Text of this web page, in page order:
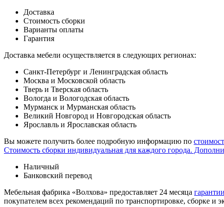
Доставка
Стоимость сборки
Варианты оплаты
Гарантия
Доставка мебели осуществляется в следующих регионах:
Санкт-Петербург и Ленинградская область
Москва и Московской область
Тверь и Тверская область
Вологда и Вологодская область
Мурманск и Мурманская область
Великий Новгород и Новгородская область
Ярославль и Ярославская область
Вы можете получить более подробную информацию по
Стоимость сборки индивидуальная для каждого города.
Наличный
Банковский перевод
Мебельная фабрика «Волхова» предоставляет 24 месяца гарантии
покупателем всех рекомендаций по транспорти­ровке, сборке и